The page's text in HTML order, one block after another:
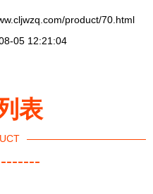
product/70.html
05 12:21:04
表